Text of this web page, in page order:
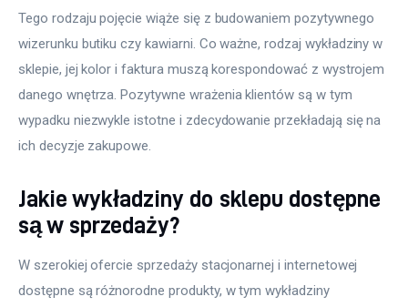
Tego rodzaju pojęcie wiąże się z budowaniem pozytywnego
wizerunku butiku czy kawiarni. Co ważne, rodzaj wykładziny w
sklepie, jej kolor i faktura muszą korespondować z wystrojem
danego wnętrza. Pozytywne wrażenia klientów są w tym
wypadku niezwykle istotne i zdecydowanie przekładają się na
ich decyzje zakupowe.
Jakie wykładziny do sklepu dostępne
są w sprzedaży?
W szerokiej ofercie sprzedaży stacjonarnej i internetowej
dostępne są różnorodne produkty, w tym wykładziny